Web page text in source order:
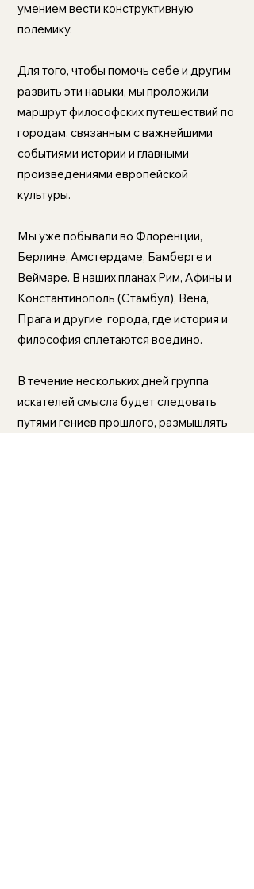
умением вести конструктивную
полемику.
Для того, чтобы помочь себе и другим
развить эти навыки, мы проложили
маршрут философских путешествий по
городам, связанным с важнейшими
событиями истории и главными
произведениями европейской
культуры.
Мы уже побывали во Флоренции,
Берлине, Амстердаме, Бамберге и
Веймаре. В наших планах Рим, Афины и
Константинополь (Стамбул), Вена,
Прага и другие города, где история и
философия сплетаются воедино.
В течение нескольких дней группа
искателей смысла будет следовать
путями гениев прошлого, размышлять